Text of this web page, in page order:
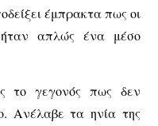
έμπρακτα πως οι
ήταν απλώς ένα μέσο
το γεγονός πως δεν
Ανέλαβε τα ηνία της